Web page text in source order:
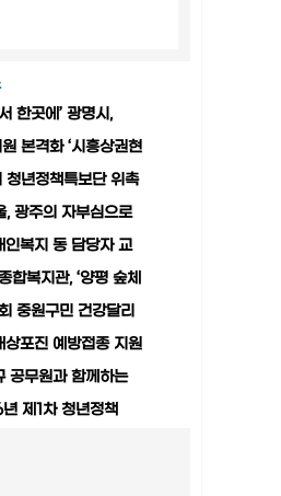
한곳에’ 광명시,
본격화 ‘시흥상권현
청년정책특보단 위촉
, 광주의 자부심으로
인복지 동 담당자 교
합복지관, ‘양평 숲체
중원구민 건강달리
상포진 예방접종 지원
공무원과 함께하는
제1차 청년정책